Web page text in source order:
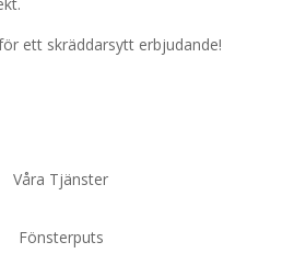
ett skräddarsytt erbjudande!
Våra Tjänster
Fönsterputs